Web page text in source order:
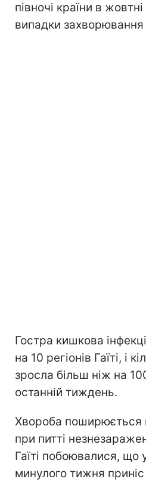
півночі країни в
випадки
Гостра кишкова
на 10 регіонів Гаїті, і
зросла більш ніж на
останній тиждень.
Хвороба поширюється
при питті
Гаїті побоювалися, що
минулого тижня приніс